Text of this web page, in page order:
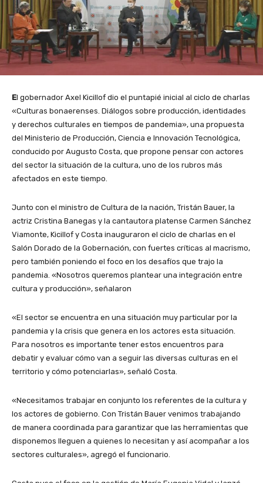
El gobernador Axel Kicillof dio el puntapié inicial al ciclo de charlas
«Culturas bonaerenses. Diálogos sobre producción, identidades
y derechos culturales en tiempos de pandemia», una propuesta
del Ministerio de Producción, Ciencia e Innovación Tecnológica,
conducido por Augusto Costa, que propone pensar con actores
del sector la situación de la cultura, uno de los rubros más
afectados en este tiempo.
Junto con el ministro de Cultura de la nación, Tristán Bauer, la
actriz Cristina Banegas y la cantautora platense Carmen Sánchez
Viamonte, Kicillof y Costa inauguraron el ciclo de charlas en el
Salón Dorado de la Gobernación, con fuertes críticas al macrismo,
pero también poniendo el foco en los desafíos que trajo la
pandemia. «Nosotros queremos plantear una integración entre
cultura y producción», señalaron
«El sector se encuentra en una situación muy particular por la
pandemia y la crisis que genera en los actores esta situación.
Para nosotros es importante tener estos encuentros para
debatir y evaluar cómo van a seguir las diversas culturas en el
territorio y cómo potenciarlas», señaló Costa.
«Necesitamos trabajar en conjunto los referentes de la cultura y
los actores de gobierno. Con Tristán Bauer venimos trabajando
de manera coordinada para garantizar que las herramientas que
disponemos lleguen a quienes lo necesitan y así acompañar a los
sectores culturales», agregó el funcionario.